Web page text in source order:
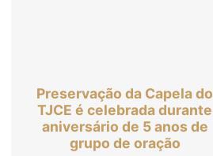
Preservação da Capela do
TJCE é celebrada durante
aniversário de 5 anos de
grupo de oração